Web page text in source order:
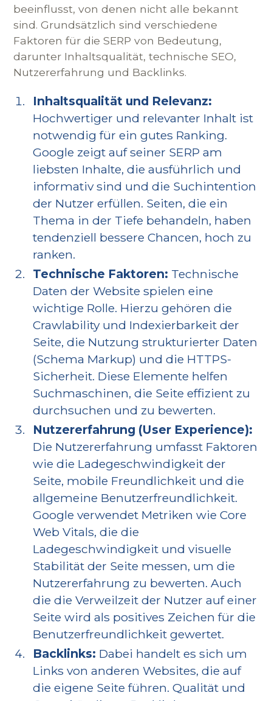
beeinflusst, von denen nicht alle bekannt
sind. Grundsätzlich sind verschiedene
Faktoren für die SERP von Bedeutung,
darunter Inhaltsqualität, technische SEO,
Nutzererfahrung und Backlinks.
Inhaltsqualität und Relevanz:
Hochwertiger und relevanter Inhalt ist
notwendig für ein gutes Ranking.
Google zeigt auf seiner SERP am
liebsten Inhalte, die ausführlich und
informativ sind und die Suchintention
der Nutzer erfüllen. Seiten, die ein
Thema in der Tiefe behandeln, haben
tendenziell bessere Chancen, hoch zu
ranken.
Technische Faktoren: Technische
Daten der Website spielen eine
wichtige Rolle. Hierzu gehören die
Crawlability und Indexierbarkeit der
Seite, die Nutzung strukturierter Daten
(Schema Markup) und die HTTPS-
Sicherheit. Diese Elemente helfen
Suchmaschinen, die Seite effizient zu
durchsuchen und zu bewerten.
Nutzererfahrung (User Experience):
Die Nutzererfahrung umfasst Faktoren
wie die Ladegeschwindigkeit der
Seite, mobile Freundlichkeit und die
allgemeine Benutzerfreundlichkeit.
Google verwendet Metriken wie Core
Web Vitals, die die
Ladegeschwindigkeit und visuelle
Stabilität der Seite messen, um die
Nutzererfahrung zu bewerten. Auch
die die Verweilzeit der Nutzer auf einer
Seite wird als positives Zeichen für die
Benutzerfreundlichkeit gewertet.
Backlinks: Dabei handelt es sich um
Links von anderen Websites, die auf
die eigene Seite führen. Qualität und